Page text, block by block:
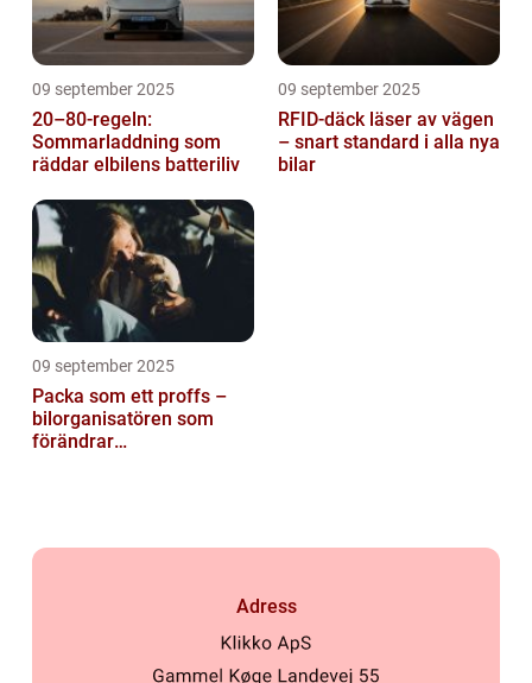
09 september 2025
20–80-regeln:
Sommarladdning som
räddar elbilens batteriliv
09 september 2025
RFID-däck läser av vägen
– snart standard i alla nya
bilar
09 september 2025
Packa som ett proffs –
bilorganisatören som
förändrar
Adress